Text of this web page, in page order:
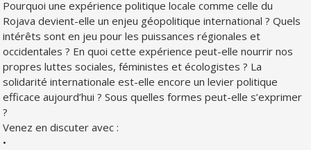
Pourquoi une expérience politique locale comme celle du
Rojava devient-elle un enjeu géopolitique international ? Quels
intérêts sont en jeu pour les puissances régionales et
occidentales ? En quoi cette expérience peut-elle nourrir nos
propres luttes sociales, féministes et écologistes ? La
solidarité internationale est-elle encore un levier politique
efficace aujourd’hui ? Sous quelles formes peut-elle s’exprimer
?
Venez en discuter avec :
•